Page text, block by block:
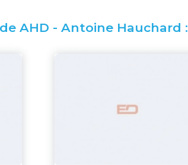
AHD - Antoine Hauchard :